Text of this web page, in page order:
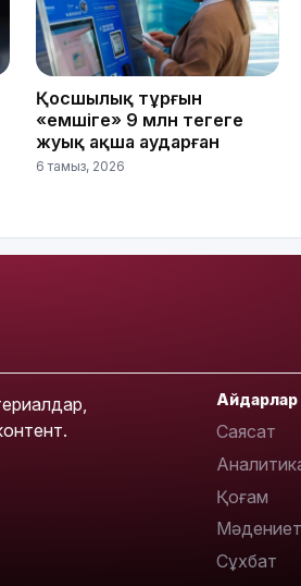
Қосшылық тұрғын
«емшіге» 9 млн теңгеге
жуық ақша аударған
6 тамыз, 2026
Айдарлар
Саясат
Қоғам
Мәдениет
Сұхбат